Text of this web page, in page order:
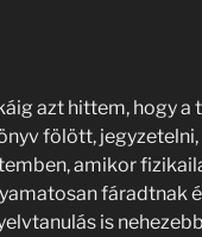
azt hittem, hogy a
fölött,
amikor
fáradtnak
is